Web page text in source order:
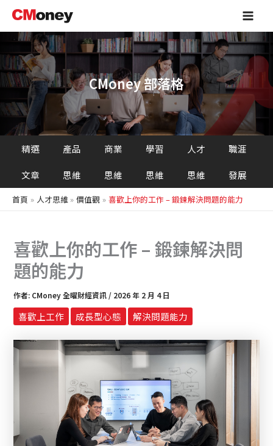
主
容
Main
CMoney 部落格
精選
文章
產品
思維
商業
思維
學習
思維
人才
思維
職涯
發展
首頁 人才思維 價值觀 喜歡上你的工作 – 鍛鍊解決問題的能力
喜歡上你的工作 – 鍛鍊解決問
題的能力
作者: CMoney 全曜財經資訊 / 2026 年 2 月 4 日
喜歡上工作 成長型心態 解決問題能力
尋